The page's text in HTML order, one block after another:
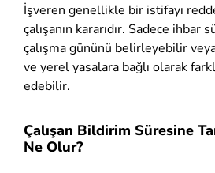
İşveren genellikle bir istifayı
çalışanın kararıdır. Sadece ihbar
çalışma gününü belirleyebilir
ve yerel yasalara bağlı olarak
edebilir.
Çalışan Bildirim Süresine
Ne Olur?